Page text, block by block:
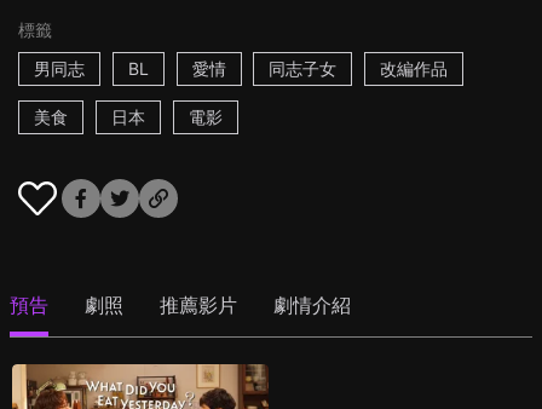
標籤
男同志
BL 愛情 同志子女 改編作品
美食 日本 電影
預告 劇照 推薦影片 劇情介紹